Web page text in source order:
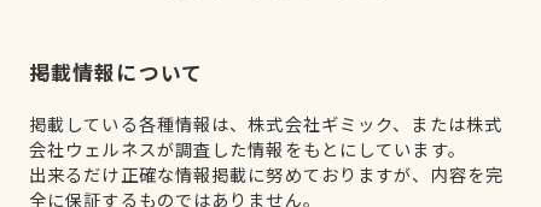
掲載情報について
掲載している各種情報は、株式会社ギミック、または株式
会社ウェルネスが調査した情報をもとにしています。
出来るだけ正確な情報掲載に努めておりますが、内容を完
全に保証するものではありません。